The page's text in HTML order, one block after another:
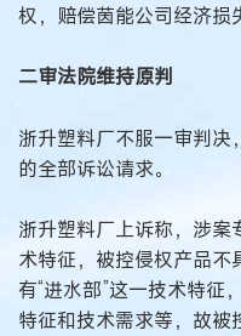
权，赔偿茵能公司经济损
二审法院维持原判
浙升塑料厂不服一审判决
的全部诉讼请求。
浙升塑料厂上诉称，涉案
术特征，被控侵权产品不
有“进水部”这一技术特征
特征和技术需求等，故被